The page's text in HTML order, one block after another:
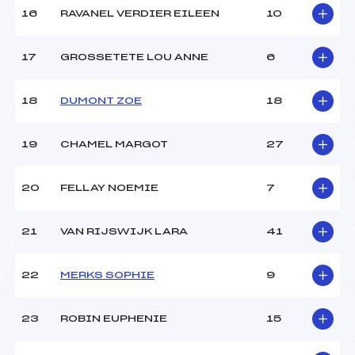
255.0000
U12
16 RAVANEL VERDIER EILEEN 10
17 GROSSETETE LOU ANNE 6
18 DUMONT ZOE 18
19 CHAMEL MARGOT 27
20 FELLAY NOEMIE 7
21 VAN RIJSWIJK LARA 41
22 MERKS SOPHIE 9
23 ROBIN EUPHENIE 15